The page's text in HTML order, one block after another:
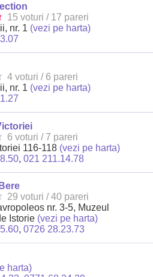
15 voturi / 17 pareri
nr. 1 (vezi pe harta)
4 voturi / 6 pareri
nr. 1 (vezi pe harta)
6 voturi / 7 pareri
116-118 (vezi pe harta)
,021 211.14.78
29 voturi / 40 pareri
nr. 3-5, Muzeul
Istorie (vezi pe harta)
,0726 28.23.73
harta)